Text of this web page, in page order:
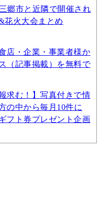
郷市と近隣で開催され
花火大会まとめ
店・企業・事業者様か
（記事掲載）を無料で
求む！】写真付きで情
の中から毎月10件に
フト券プレゼント企画